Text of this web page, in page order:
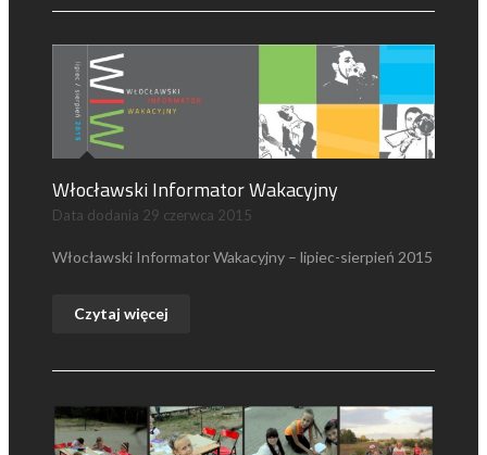
Włocławski Informator Wakacyjny
Data dodania 29 czerwca 2015
Włocławski Informator Wakacyjny – lipiec-sierpień 2015
Czytaj więcej